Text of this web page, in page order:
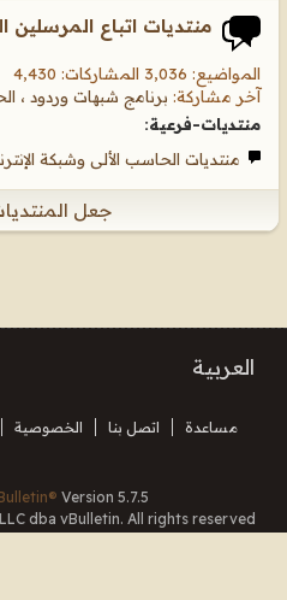
منتديات اتباع المرسلين
المواضيع: 3,036 المشاركات: 4,430
آخر مشاركة: برنامج شبهات وردود ،
منتديات-فرعية:
منتديات الحاسب الألى وشبكة
جعل
العربية
مساعدة اتصل بنا الخصوصية
Version 5.7.5
dba vBulletin. All rights reserved.